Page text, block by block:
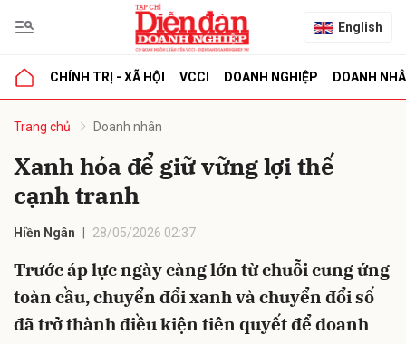
English
CHÍNH TRỊ - XÃ HỘI VCCI DOANH NGHIỆP DOANH
Trang chủ Doanh nhân
Xanh hóa để giữ vững lợi thế
cạnh tranh
Hiền Ngân 28/05/2026 02:37
Trước áp lực ngày càng lớn từ chuỗi cung ứng
toàn cầu, chuyển đổi xanh và chuyển đổi số
đã trở thành điều kiện tiên quyết để doanh
luận
Hủy